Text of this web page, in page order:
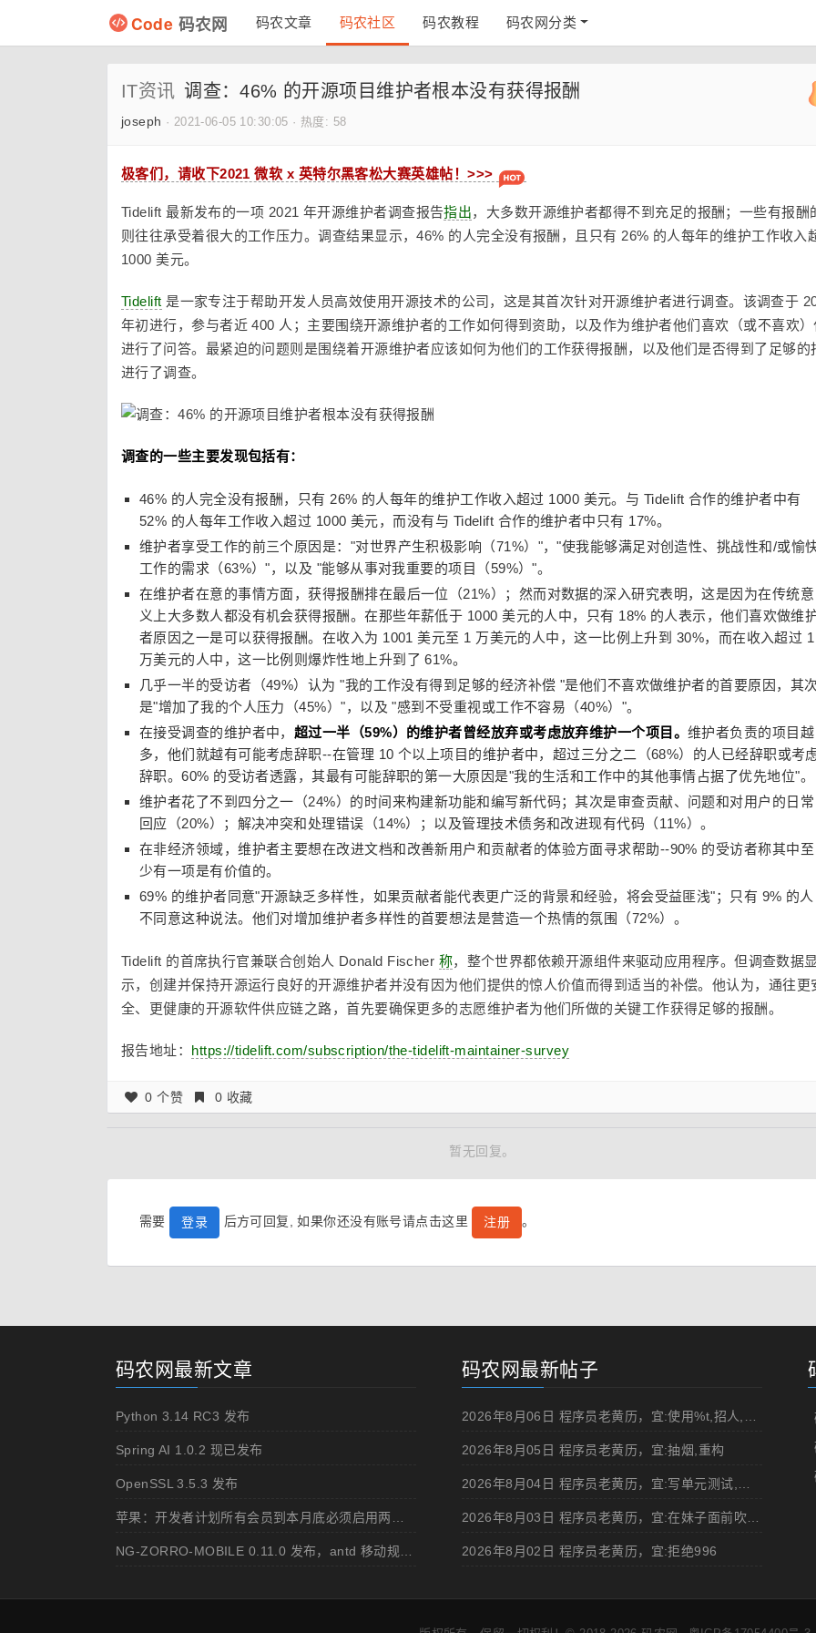
Code 码农网 码农文章 码农社区 码农教程 码农网分类
IT资讯 调查：46% 的开源项目维护者根本没有获得报酬
joseph · 2021-06-05 10:30:05 · 热度: 58
极客们，请收下2021 微软 x 英特尔黑客松大赛英雄帖！>>>
Tidelift 最新发布的一项 2021 年开源维护者调查报告指出，大多数开源维护者都得不到充足的报酬；一些有报酬
则往往承受着很大的工作压力。调查结果显示，46% 的人完全没有报酬，且只有 26% 的人每年的维护工作收入
1000 美元。
Tidelift 是一家专注于帮助开发人员高效使用开源技术的公司，这是其首次针对开源维护者进行调查。该调查于
年初进行，参与者近 400 人；主要围绕开源维护者的工作如何得到资助，以及作为维护者他们喜欢（或不喜欢
进行了问答。最紧迫的问题则是围绕着开源维护者应该如何为他们的工作获得报酬，以及他们是否得到了足够的
进行了调查。
调查的一些主要发现包括有：
46% 的人完全没有报酬，只有 26% 的人每年的维护工作收入超过 1000 美元。与 Tidelift 合作的维护者中有
52% 的人每年工作收入超过 1000 美元，而没有与 Tidelift 合作的维护者中只有 17%。
维护者享受工作的前三个原因是："对世界产生积极影响（71%）"，"使我能够满足对创造性、挑战性和/或愉
工作的需求（63%）"，以及 "能够从事对我重要的项目（59%）"。
在维护者在意的事情方面，获得报酬排在最后一位（21%）；然而对数据的深入研究表明，这是因为在传统意
义上大多数人都没有机会获得报酬。在那些年薪低于 1000 美元的人中，只有 18% 的人表示，他们喜欢做维
者原因之一是可以获得报酬。在收入为 1001 美元至 1 万美元的人中，这一比例上升到 30%，而在收入超过 1
万美元的人中，这一比例则爆炸性地上升到了 61%。
几乎一半的受访者（49%）认为 "我的工作没有得到足够的经济补偿 "是他们不喜欢做维护者的首要原因，其
是"增加了我的个人压力（45%）"，以及 "感到不受重视或工作不容易（40%）"。
在接受调查的维护者中， 超过一半（59%）的维护者曾经放弃或考虑放弃维护一个项目。维护者负责的项目越
多，他们就越有可能考虑辞职--在管理 10 个以上项目的维护者中，超过三分之二（68%）的人已经辞职或考
辞职。60% 的受访者透露，其最有可能辞职的第一大原因是"我的生活和工作中的其他事情占据了优先地位"。
维护者花了不到四分之一（24%）的时间来构建新功能和编写新代码；其次是审查贡献、问题和对用户的日常
回应（20%）；解决冲突和处理错误（14%）；以及管理技术债务和改进现有代码（11%）。
在非经济领域，维护者主要想在改进文档和改善新用户和贡献者的体验方面寻求帮助--90% 的受访者称其中至
少有一项是有价值的。
69% 的维护者同意"开源缺乏多样性，如果贡献者能代表更广泛的背景和经验，将会受益匪浅"；只有 9% 的人
不同意这种说法。他们对增加维护者多样性的首要想法是营造一个热情的氛围（72%）。
Tidelift 的首席执行官兼联合创始人 Donald Fischer 称，整个世界都依赖开源组件来驱动应用程序。但调查数据
示，创建并保持开源运行良好的开源维护者并没有因为他们提供的惊人价值而得到适当的补偿。他认为，通往更
全、更健康的开源软件供应链之路，首先要确保更多的志愿维护者为他们所做的关键工作获得足够的报酬。
报告地址： https://tidelift.com/subscription/the-tidelift-maintainer-survey
0 个赞 0 收藏
暂无回复。
需要 登录 后方可回复, 如果你还没有账号请点击这里 注册 。
码农网最新文章
Python 3.14 RC3 发布
Spring AI 1.0.2 现已发布
OpenSSL 3.5.3 发布
码农网最新帖子
2026年8月05日 程序员老黄历，宜:抽烟,重构
2026年8月03日 程序员老黄历，宜:在妹子面前吹牛,浏览成人网站
2026年8月02日 程序员老黄历，宜:拒绝996